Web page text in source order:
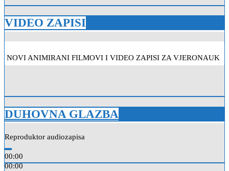
VIDEO ZAPISI
NOVI ANIMIRANI FILMOVI I VIDEO ZAPISI ZA VJERONAUK
DUHOVNA GLAZBA
Reproduktor audiozapisa
00:00
00:00